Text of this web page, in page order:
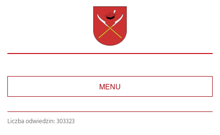
MENU
Liczba odwiedzin: 303323